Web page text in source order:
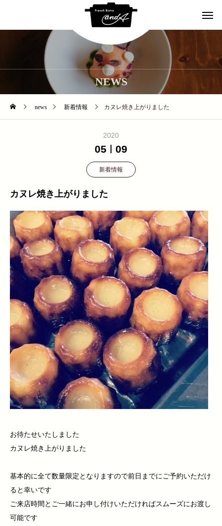
NEWS
news 新着情報 カヌレ焼き上がりました
2020
05 09
新着情報
カヌレ焼き上がりました
お待たせいたしました
カヌレ焼き上がりました
基本的に全て数量限定となりますので前日までにご予約いただけ
ると幸いです
ご来店時間とご一緒にお申し付けいただければスムーズにお渡し
可能です